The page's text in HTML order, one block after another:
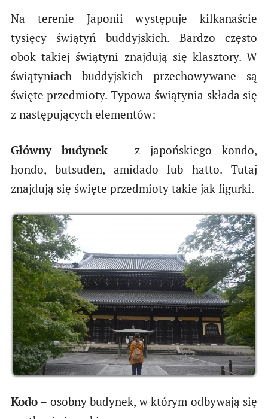
Na terenie Japonii występuje kilkanaście
tysięcy świątyń buddyjskich. Bardzo często
obok takiej świątyni znajdują się klasztory. W
świątyniach buddyjskich przechowywane są
święte przedmioty. Typowa świątynia składa się
z następujących elementów:
Główny budynek – z japońskiego kondo,
hondo, butsuden, amidado lub hatto. Tutaj
znajdują się święte przedmioty takie jak figurki.
Kodo– osobny budynek, w którym odbywają się